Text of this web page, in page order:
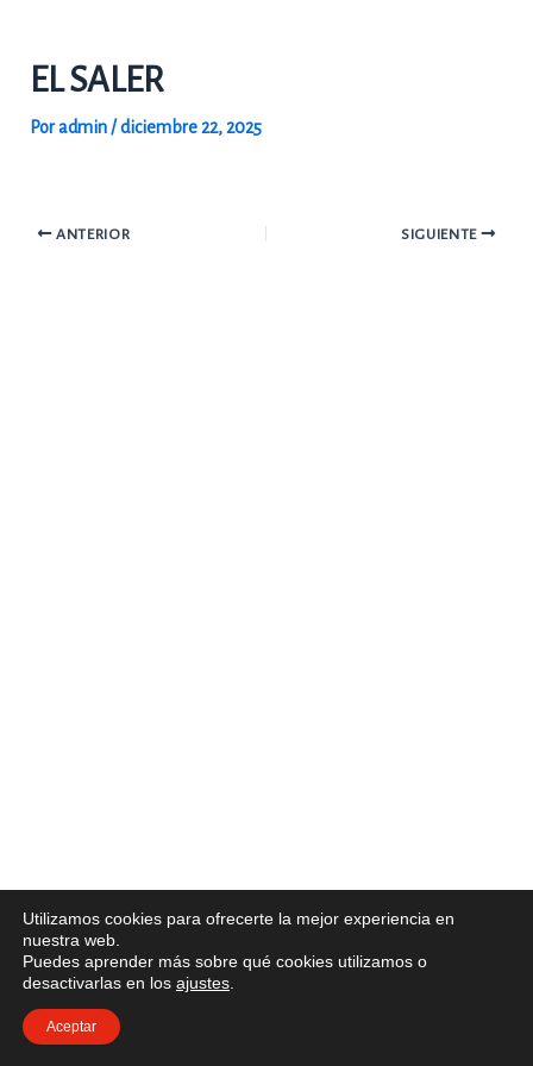
contenidoEL SALER
Poradmin /diciembre 22, 2025
ANTERIOR SIGUIENTE
Utilizamos cookies para ofrecerte la mejor experiencia en
nuestra web.
Puedes aprender más sobre qué cookies utilizamos o
desactivarlas en los ajustes
Aceptar